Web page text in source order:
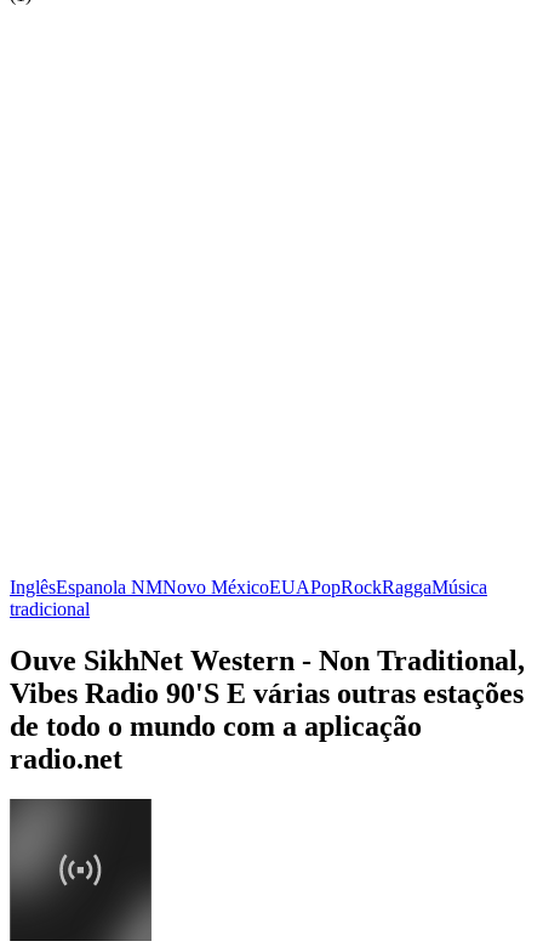
InglêsEspanola NMNovo MéxicoEUAPopRockRaggaMúsica
tradicional
Ouve SikhNet Western - Non Traditional,
Vibes Radio 90'S E várias outras estações
de todo o mundo com a aplicação
radio.net